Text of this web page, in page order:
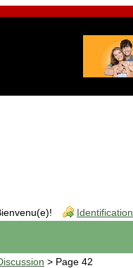
Identification
> Page 42